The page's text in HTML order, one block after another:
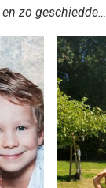
en zo geschiedde…